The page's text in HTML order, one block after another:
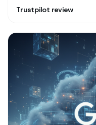
Trustpilot review